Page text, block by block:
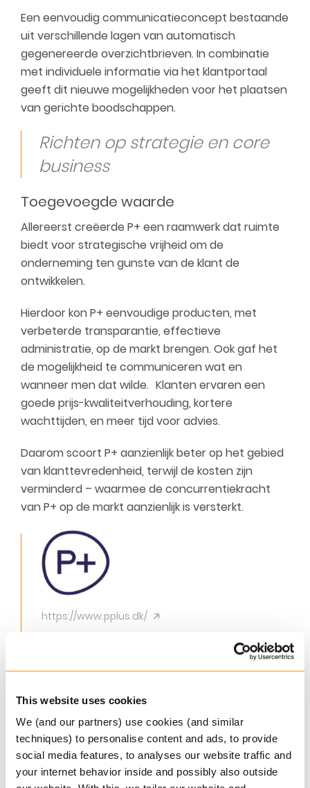
This website uses cookies
We (and our partners) use cookies (and similar
techniques) to personalise content and ads, to provide
social media features, to analyses our website traffic and
your internet behavior inside and possibly also outside
Een eenvoudig communicatieconcept bestaande
uit verschillende lagen van automatisch
gegenereerde overzichtbrieven. In combinatie
met individuele informatie via het klantportaal
geeft dit nieuwe mogelijkheden voor het plaatsen
van gerichte boodschappen.
Richten op strategie en core
business
Toegevoegde waarde
Allereerst creëerde P+ een raamwerk dat ruimte
biedt voor strategische vrijheid om de
onderneming ten gunste van de klant de
ontwikkelen.
Hierdoor kon P+ eenvoudige producten, met
verbeterde transparantie, effectieve
administratie, op de markt brengen. Ook gaf het
de mogelijkheid te communiceren wat en
wanneer men dat wilde. Klanten ervaren een
goede prijs-kwaliteitverhouding, kortere
wachttijden, en meer tijd voor advies.
Daarom scoort P+ aanzienlijk beter op het gebied
van klanttevredenheid, terwijl de kosten zijn
verminderd – waarmee de concurrentiekracht
van P+ op de markt aanzienlijk is versterkt.
https://www.pplus.dk/
100.000 deelnemers en een van de 10 grootste
Download de client case (EN)